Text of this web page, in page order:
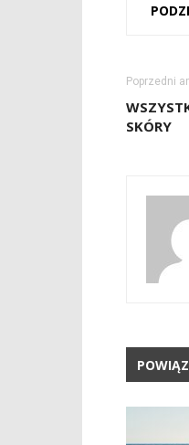
Poprzedni
SKÓRY